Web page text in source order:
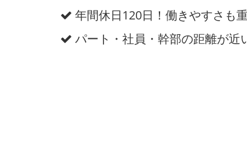
年間休日120日！働きやすさも重
パート・社員・幹部の距離が近